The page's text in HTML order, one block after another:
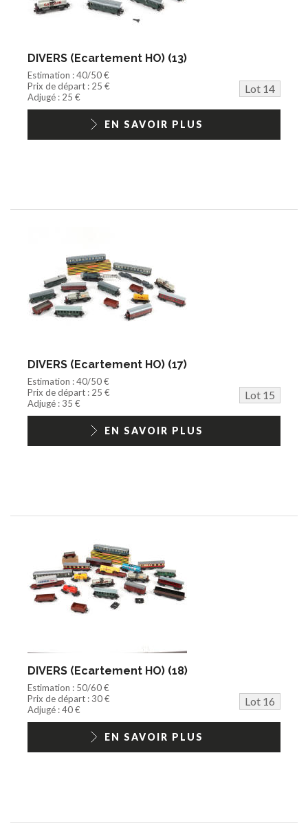
DIVERS (Ecartement HO) (13)
Estimation : 40/50 €
Prix de départ : 25 €
Lot 14
Adjugé : 25 €
EN SAVOIR PLUS
DIVERS (Ecartement HO) (17)
Estimation : 40/50 €
Prix de départ : 25 €
Lot 15
Adjugé : 35 €
EN SAVOIR PLUS
DIVERS (Ecartement HO) (18)
Estimation : 50/60 €
Prix de départ : 30 €
Lot 16
Adjugé : 40 €
EN SAVOIR PLUS